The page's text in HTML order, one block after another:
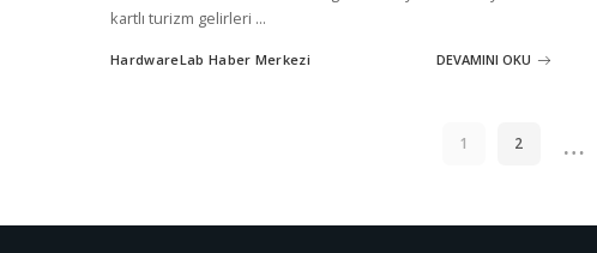
kartlı turizm gelirleri ...
Posted
HardwareLab Haber Merkezi DEVAMINI OKU
1 2 …